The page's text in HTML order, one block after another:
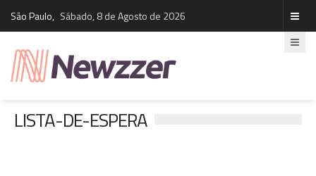
São Paulo, Sábado, 8 de Agosto de 2026
LISTA-DE-ESPERA